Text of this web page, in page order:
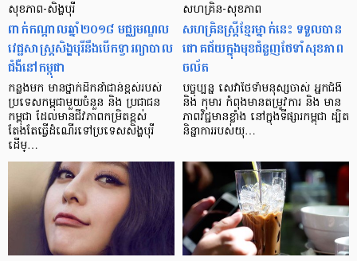
សុខភាព-សិង្ហបុរី
ពាក់កណ្តាលឆ្នាំ២០១៨ មជ្ឈមណ្ឌល​
វេជ្ជសាស្ត្រ​សិង្ហ​បុរី​នឹង​បើក​ទ្វារ​ព្យាបាល​
ជំងឺ​នៅ​កម្ពុជា
កន្លងមក មានថ្នាក់ដឹកនាំជាន់ខ្ពស់របស់
ប្រទេសកម្ពុជាមួយចំនួន និង ប្រជាជន
កម្ពុជា ដែលមានជីវភាពកម្រិតខ្ពស់
តែងតែធ្វើដំណើរទៅប្រទេសសិង្ហបុរី
ដើម្…
សហគ្រិន-សុខភាព
សហគ្រិនស្រ្តីខ្មែរម្នាក់នេះ ទទួលបាន
ជោគជ័យក្នុងមុខជំនួញថែទាំសុខភាព
ចល័ត
បច្ចុប្បន្ន សេវាថែទាំមនុស្សចាស់ អ្នកជំងឺ
និង កុមារ កំពុងមានតម្រូវការ និង មាន
ភាពវិជ្ជមានខ្លាំង នៅក្នុងទីផ្សារកម្ពុជា ដ្បិត
និន្នាការរបស់យុ…